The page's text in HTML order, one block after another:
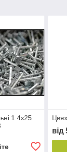
1.4x25
від